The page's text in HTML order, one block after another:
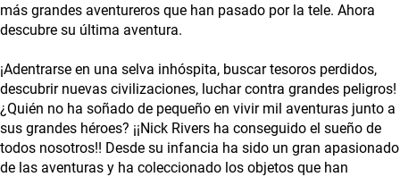
más grandes aventureros que han pasado por la tele. Ahora
descubre su última aventura.
¡Adentrarse en una selva inhóspita, buscar tesoros perdidos,
descubrir nuevas civilizaciones, luchar contra grandes peligros!
¿Quién no ha soñado de pequeño en vivir mil aventuras junto a
sus grandes héroes? ¡¡Nick Rivers ha conseguido el sueño de
todos nosotros!! Desde su infancia ha sido un gran apasionado
de las aventuras y ha coleccionado los objetos que han